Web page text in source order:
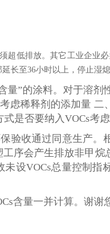
超低排放。其它工业企业
长至36小时以上，停止湿熄
量”的涂料。对于溶剂
虑稀释剂的添加量 二
是否要纳入VOCs考虑
验收通过同意生产。
序会产生排放非甲烷
设VOCs总量控制指
含量一并计算。谢谢